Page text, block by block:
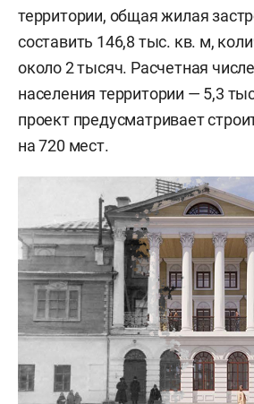
территории, общая жилая
составить 146,8 тыс. кв. м,
около 2 тысяч. Расчетная
населения территории — 5,3
проект предусматривает
на 720 мест.